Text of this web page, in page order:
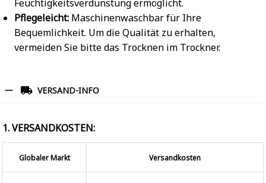
Feuchtigkeitsverdunstung ermöglicht.
Pflegeleicht: Maschinenwaschbar für Ihre
Bequemlichkeit. Um die Qualität zu erhalten,
vermeiden Sie bitte das Trocknen im Trockner.
VERSAND-INFO
1. VERSANDKOSTEN:
Globaler Markt Versandkosten